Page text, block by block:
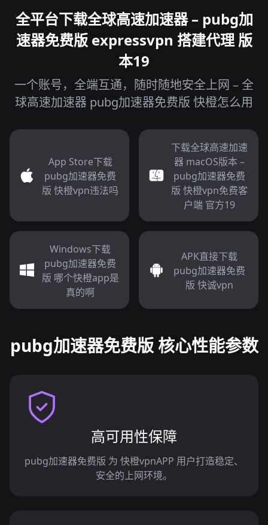
全平台下载全球高速加速器 – pubg加
速器免费版 expressvpn 搭建代理 版
本19
一个账号，全端互通，随时随地安全上网 – 全
球高速加速器 pubg加速器免费版 快橙怎么用
App Store下载
pubg加速器免费
版 快橙vpn违法吗
下载全球高速加速
器 macOS版本 –
pubg加速器免费
版 快橙vpn免费客
户端 官方19
Windows下载
pubg加速器免费
版 哪个快橙app是
真的啊
APK直接下载
pubg加速器免费
版 快诚vpn
pubg加速器免费版 核心性能参数
高可用性保障
pubg加速器免费版 为 快橙vpnAPP 用户打造稳定、
安全的上网环境。